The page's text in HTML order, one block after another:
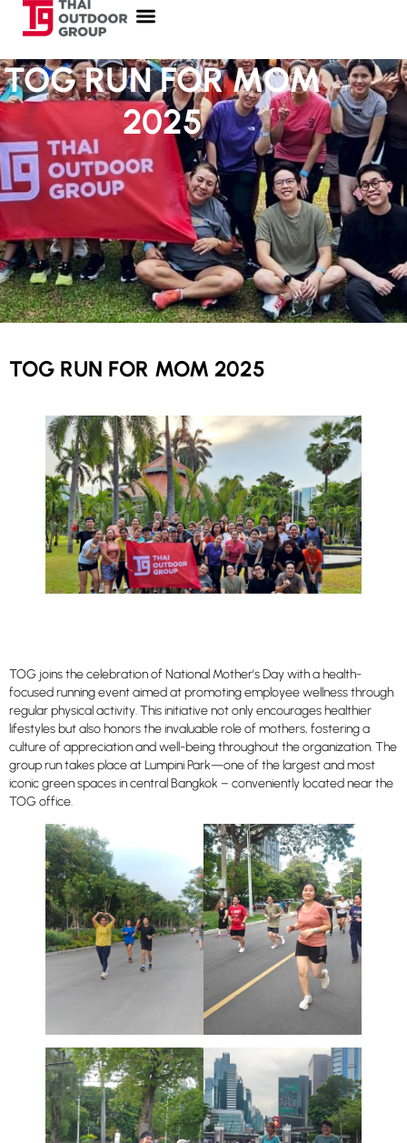
TOG RUN FOR MOM
2025
TOG RUN FOR MOM 2025
TOG joins the celebration of National Mother’s Day with a health-
focused running event aimed at promoting employee wellness through
regular physical activity. This initiative not only encourages healthier
lifestyles but also honors the invaluable role of mothers, fostering a
culture of appreciation and well-being throughout the organization. The
group run takes place at Lumpini Park—one of the largest and most
iconic green spaces in central Bangkok – conveniently located near the
TOG office.